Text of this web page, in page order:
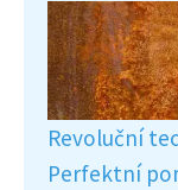
Revoluční
Perfektní